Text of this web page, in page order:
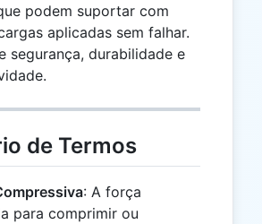
podem suportar com
aplicadas sem falhar.
segurança, durabilidade e
de Termos
: A força
para comprimir ou